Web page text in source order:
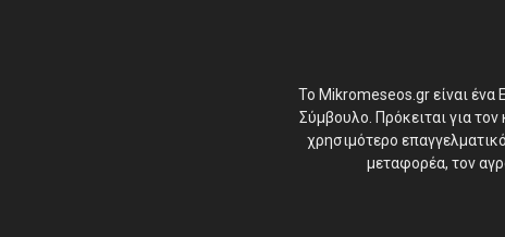
Το Mikromeseos.gr είναι ένα
Σύμβουλο. Πρόκειται για
χρησιμότερο
μεταφορέα, τον